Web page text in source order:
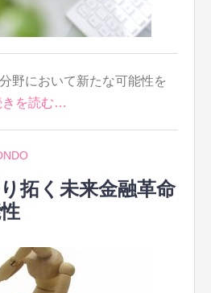
野において新たな可能性を
きを読む…
拓く未来金融革命